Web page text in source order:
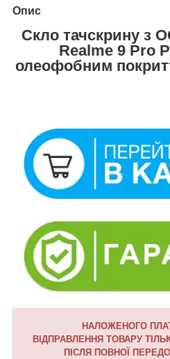
Опис
Скло тачскрину з
Realme 9 Pro
олеофобним
НАЛОЖЕНОГО
ВІДПРАВЛЕННЯ ТОВАРУ
ПІСЛЯ ПОВНОЇ